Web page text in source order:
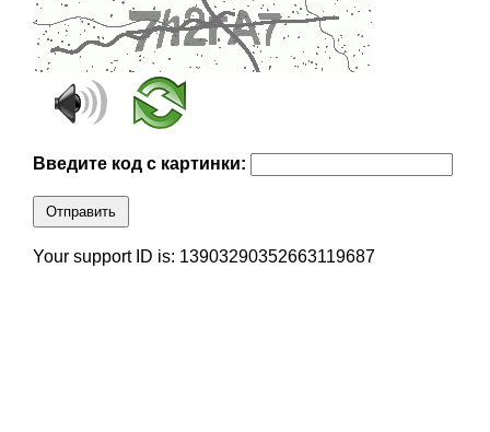
Введите код с картинки:
Отправить
Your support ID is: 13903290352663119687